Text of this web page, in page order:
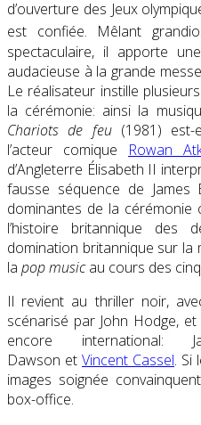
d’ouverture des Jeux
est confiée. Mêlant
spectaculaire, il apporte
audacieuse à la grande
Le réalisateur instille
la cérémonie: ainsi la
Chariots de feu(1981) est-
l’acteur comique Rowan
d’Angleterre Élisabeth II
fausse séquence de James
dominantes de la
l’histoire britannique des
domination britannique sur la
la pop musicau cours des
Il revient au thriller noir,
scénarisé par John Hodge,
encore international:
Dawson et Vincent Cassel. Si
images soignée
box-office.